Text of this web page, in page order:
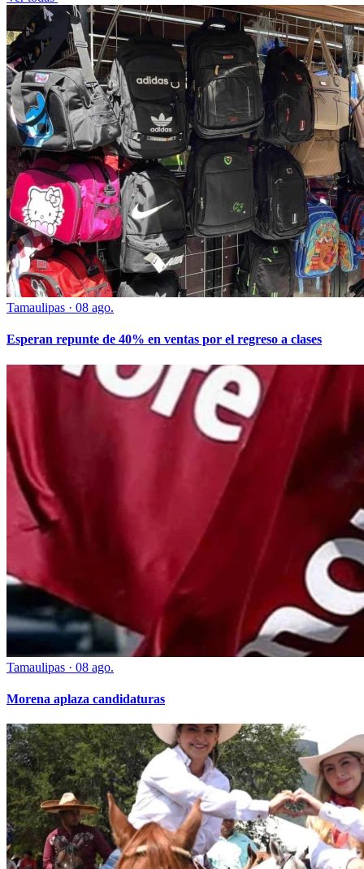
Tamaulipas · 08 ago.
Esperan repunte de 40% en ventas por el regreso a clases
Tamaulipas · 08 ago.
Morena aplaza candidaturas